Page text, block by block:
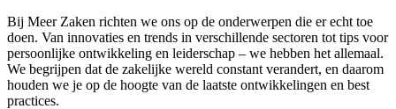
Bij Meer Zaken richten we ons op de onderwerpen die er echt toe
doen. Van innovaties en trends in verschillende sectoren tot tips voor
persoonlijke ontwikkeling en leiderschap – we hebben het allemaal.
We begrijpen dat de zakelijke wereld constant verandert, en daarom
houden we je op de hoogte van de laatste ontwikkelingen en best
practices.